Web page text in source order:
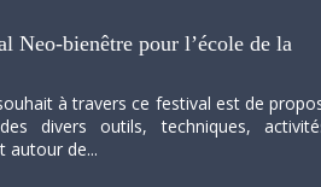
Neo-bienêtre pour l’école de la
à travers ce festival est de
divers outils, techniques,
autour de...